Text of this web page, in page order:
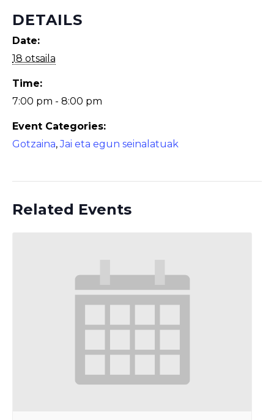
DETAILS
Date:
18 otsaila
Time:
7:00 pm - 8:00 pm
Event Categories:
Gotzaina,Jai eta egun seinalatuak
Related Events